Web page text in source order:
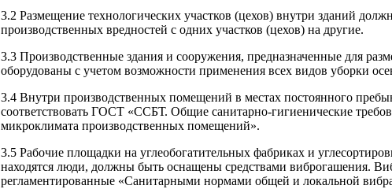
3.2 Размещение технологических участков (цехов) внутри зданий
производственных вредно­стей с одних участков (цехов) на другие.
3.3 Производственные здания и сооружения, предназначенные для
оборудованы с учетом возможности применения всех видов уборки
3.4 Внутри производственных помещений в местах постоянного
соответствовать ГОСТ «ССБТ. Общие санитарно-гигиенические
микроклимата производственных помещений».
3.5 Рабочие площадки на углеобогатительных фабриках и
находятся люди, должны быть оснащены средствами виброгашения.
регламентированные «Санитарными нормами общей и ло­кальной